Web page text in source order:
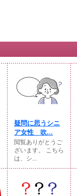
疑問に思うシニ
ア女性 吹...
閲覧ありがとうご
ざいます。 こちら
は、シ...